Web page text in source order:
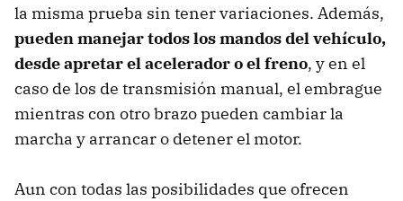
la misma prueba sin tener variaciones. Además,
pueden manejar todos los mandos del vehículo,
desde apretar el acelerador o el freno, y en el
caso de los de transmisión manual, el embrague
mientras con otro brazo pueden cambiar la
marcha y arrancar o detener el motor.
Aun con todas las posibilidades que ofrecen